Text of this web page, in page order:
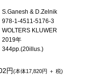
S.Ganesh & D.Zelnik
978-1-4511-5176-3
WOLTERS KLUWER
2019年
344pp.(20illus.)
円(本体17,820円 ＋ 税)